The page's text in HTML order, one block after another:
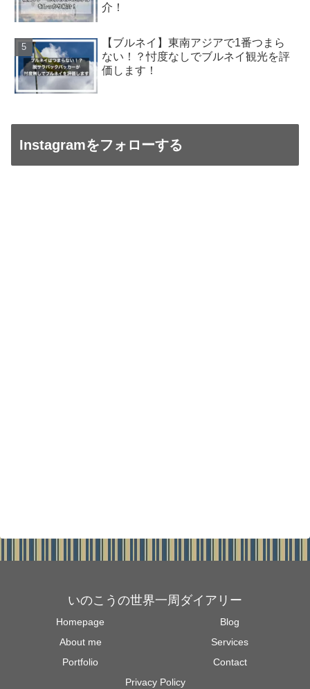
介！
【ブルネイ】東南アジアで1番つまら
ない！？忖度なしでブルネイ観光を評
価します！
Instagramをフォローする
いのこうの世界一周ダイアリー
Homepage
Blog
About me
Services
Portfolio
Contact
Privacy Policy